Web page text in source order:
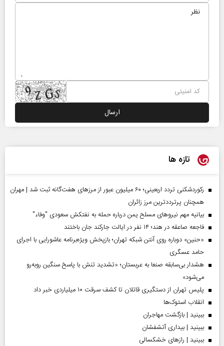
تازه ها
رکوردشکنی تردد اربعینی؛ ۶۰ میلیون عبور از مرزهای هفت‌گانه ثبت شد | مهران
همچنان پرترددترین مرز زائران
بیانیه مهم نیروهای مسلح یمن درباره حمله به نفتکش سعودی "وفاء"
فاجعه صاعقه در هند؛ ۱۴ نفر در ایالت جارکند جان باختند
«حنین» دوباره روی آنتن شبکه تهران؛ بازپخش ویژه‌برنامه عاشورایی با اجرای
حامد عسگری
هشدار بی‌سابقه صنعا به عربستان؛ «تشدید تنش با پاسخ سنگین روبه‌رو
می‌شود»
پلیس تهران از دستگیری قاتلان تا کشف سرقت ۱۰ میلیاردی خبر داد
انقلاب استوک‌ها
ببینید | بازگشت مهاجران
ببینید | بیداری آتشفشان
ببینید | رازهای خشکسالی